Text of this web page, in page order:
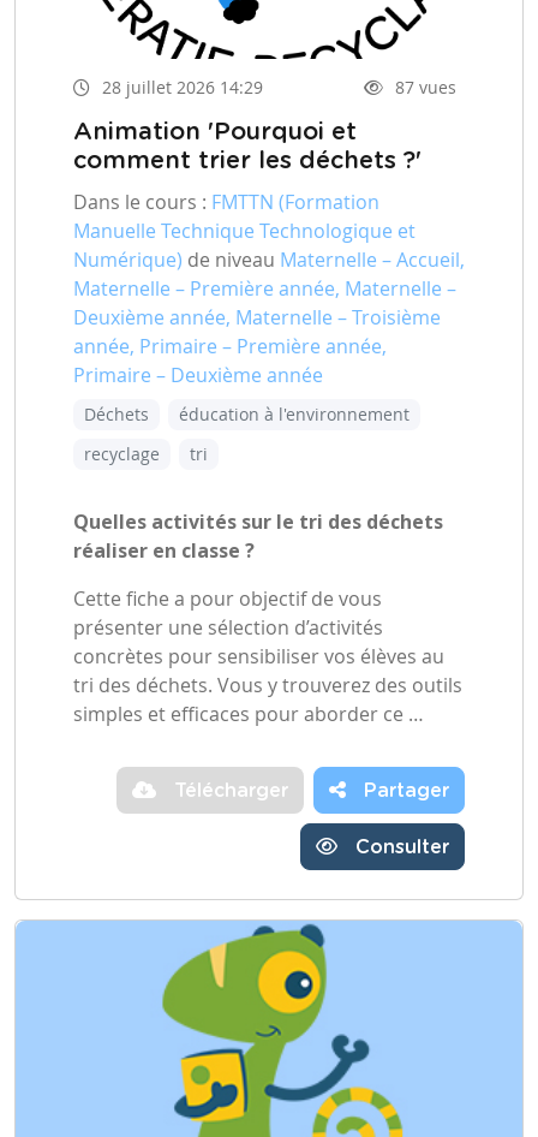
28 juillet 2026 14:29 87 vues
Animation 'Pourquoi et
comment trier les déchets ?'
Dans le cours : FMTTN (Formation
Manuelle Technique Technologique et
Numérique) de niveau Maternelle – Accueil,
Maternelle – Première année, Maternelle –
Deuxième année, Maternelle – Troisième
année, Primaire – Première année,
Primaire – Deuxième année
Déchets
éducation à l'environnement
recyclage
tri
Quelles activités sur le tri des déchets
réaliser en classe ?
Cette fiche a pour objectif de vous
présenter une sélection d’activités
concrètes pour sensibiliser vos élèves au
tri des déchets. Vous y trouverez des outils
simples et efficaces pour aborder ce …
Télécharger Partager
Consulter